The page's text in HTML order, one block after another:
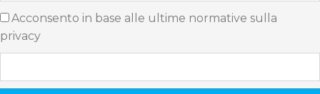
Acconsento in base alle ultime normative sulla
privacy